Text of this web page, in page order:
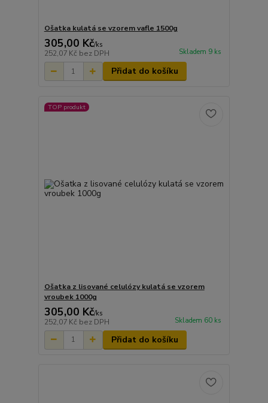
Ošatka kulatá se vzorem vafle 1500g
305,00 Kč/ks
252,07 Kč bez DPH Skladem 9 ks
Přidat do košíku
TOP produkt
Ošatka z lisované celulózy kulatá se vzorem
vroubek 1000g
305,00 Kč/ks
252,07 Kč bez DPH Skladem 60 ks
Přidat do košíku